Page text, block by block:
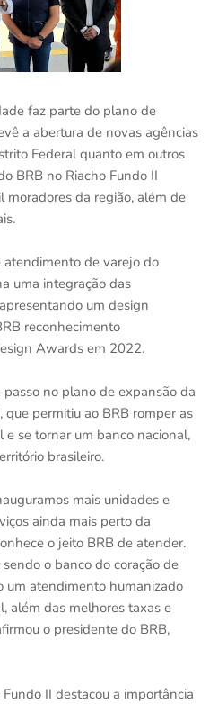
faz parte do plano de
a abertura de novas agências
Federal quanto em outros
BRB no Riacho Fundo II
da região, além de
de varejo do
uma integração das
um design
reconhecimento
Awards em 2022.
no plano de expansão da
permitiu ao BRB romper as
se tornar um banco nacional,
brasileiro.
mais unidades e
ainda mais perto da
o jeito BRB de atender.
o banco do coração de
um atendimento humanizado
além das melhores taxas e
o presidente do BRB,
II destacou a importância